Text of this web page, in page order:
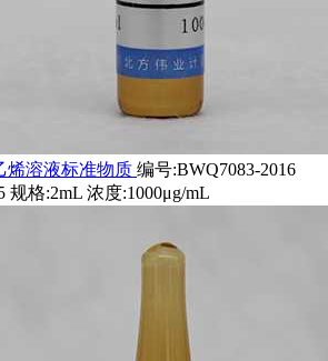
烯溶液标准物质 编号:BWQ7083-2016
规格:2mL 浓度:1000μg/mL